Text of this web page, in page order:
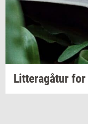
Lit­tera­gå­tur for